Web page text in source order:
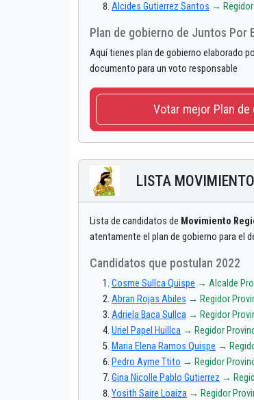
Alcides Gutierrez Santos →
Plan de gobierno de Juntos Por
Aquí tienes plan de gobierno elaborado
documento para un voto responsable
Votar mejor Plan de
LISTA
Lista de candidatos de Movimiento
atentamente el plan de gobierno para el
Candidatos que postulan 2022
Cosme Sullca Quispe → Alcalde
Abran Rojas Abiles → Regidor
Adriela Baca Sullca → Regidor
Uriel Papel Huillca → Regidor
Maria Elena Ramos Quispe →
Pedro Ayme Ttito → Regidor
Gina Nicolle Pablo Gutierrez →
Yosith Saire Loaiza → Regidor